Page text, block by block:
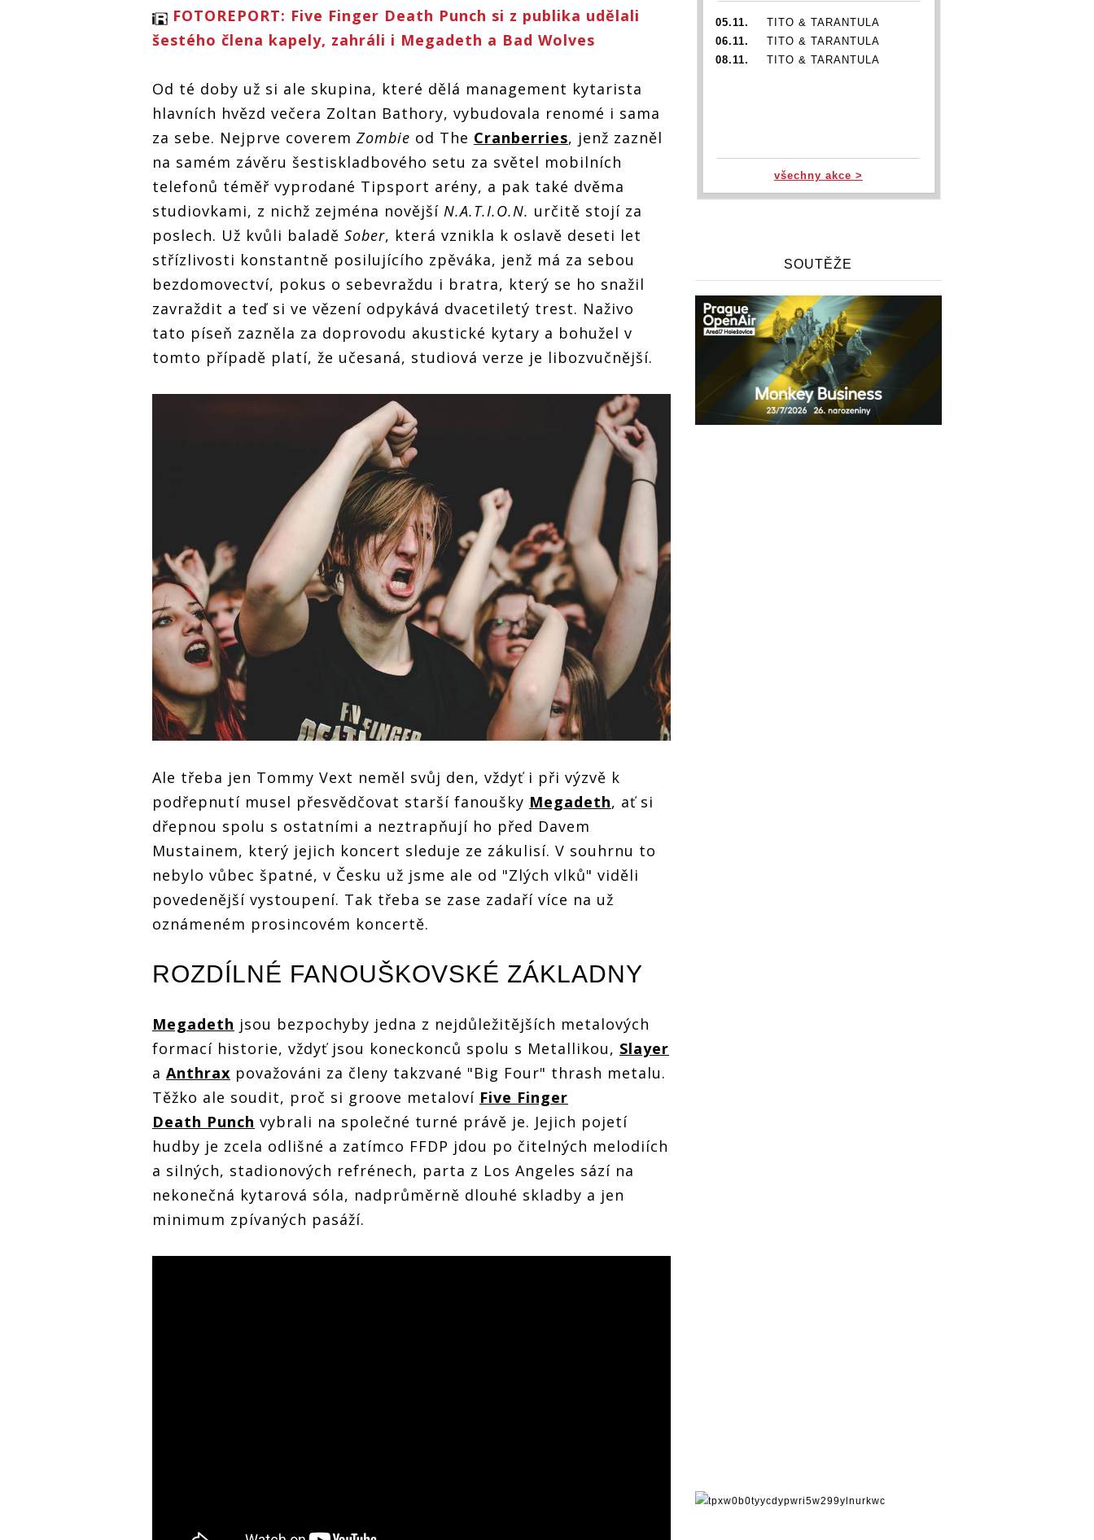
FOTOREPORT: Five Finger Death Punch si z publika udělali
šestého člena kapely, zahráli i Megadeth a Bad Wolves
Od té doby už si ale skupina, které dělá management kytarista
hlavních hvězd večera Zoltan Bathory, vybudovala renomé i sama
za sebe. Nejprve coverem Zombie od The Cranberries, jenž zazněl
na samém závěru šestiskladbového setu za světel mobilních
telefonů téměř vyprodané Tipsport arény, a pak také dvěma
studiovkami, z nichž zejména novější N.A.T.I.O.N. určitě stojí za
poslech. Už kvůli baladě Sober, která vznikla k oslavě deseti let
střízlivosti konstantně posilujícího zpěváka, jenž má za sebou
bezdomovectví, pokus o sebevraždu i bratra, který se ho snažil
zavraždit a teď si ve vězení odpykává dvacetiletý trest. Naživo
tato píseň zazněla za doprovodu akustické kytary a bohužel v
tomto případě platí, že učesaná, studiová verze je libozvučnější.
Ale třeba jen Tommy Vext neměl svůj den, vždyť i při výzvě k
podřepnutí musel přesvědčovat starší fanoušky Megadeth, ať si
dřepnou spolu s ostatními a neztrapňují ho před Davem
Mustainem, který jejich koncert sleduje ze zákulisí. V souhrnu to
nebylo vůbec špatné, v Česku už jsme ale od "Zlých vlků" viděli
povedenější vystoupení. Tak třeba se zase zadaří více na už
oznámeném prosincovém koncertě.
ROZDÍLNÉ FANOUŠKOVSKÉ ZÁKLADNY
Megadeth jsou bezpochyby jedna z nejdůležitějších metalových
formací historie, vždyť jsou koneckonců spolu s Metallikou, Slayer
a Anthrax považováni za členy takzvané "Big Four" thrash metalu.
Těžko ale soudit, proč si groove metaloví Five Finger
Death Punch vybrali na společné turné právě je. Jejich pojetí
hudby je zcela odlišné a zatímco FFDP jdou po čitelných melodiích
a silných, stadionových refrénech, parta z Los Angeles sází na
nekonečná kytarová sóla, nadprůměrně dlouhé skladby a jen
minimum zpívaných pasáží.
05.11.
TITO & TARANTULA
06.11.
TITO & TARANTULA
08.11.
TITO & TARANTULA
všechny akce >
SOUTĚŽE